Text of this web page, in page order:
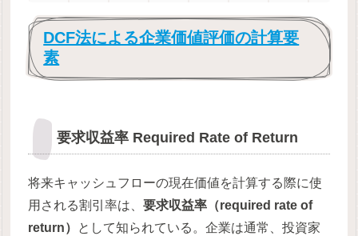
DCF法による企業価値評価の計算要
素
要求収益率 Required Rate of Return
将来キャッシュフローの現在価値を計算する際に使
用される割引率は、要求収益率（required rate of
return）
として知られている。企業は通常、投資家